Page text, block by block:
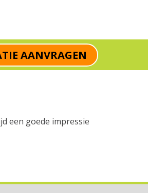
AANVRAGEN
een goede impressie